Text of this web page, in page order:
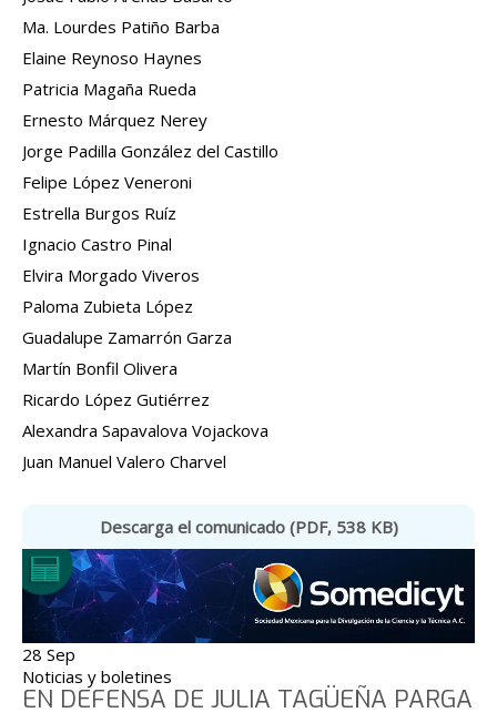
Ma. Lourdes Patiño Barba
Elaine Reynoso Haynes
Patricia Magaña Rueda
Ernesto Márquez Nerey
Jorge Padilla González del Castillo
Felipe López Veneroni
Estrella Burgos Ruíz
Ignacio Castro Pinal
Elvira Morgado Viveros
Paloma Zubieta López
Guadalupe Zamarrón Garza
Martín Bonfil Olivera
Ricardo López Gutiérrez
Alexandra Sapavalova Vojackova
Juan Manuel Valero Charvel
Descarga el comunicado (PDF, 538 KB)
28 Sep
Noticias y boletines
EN DEFENSA DE JULIA TAGÜEÑA PARGA